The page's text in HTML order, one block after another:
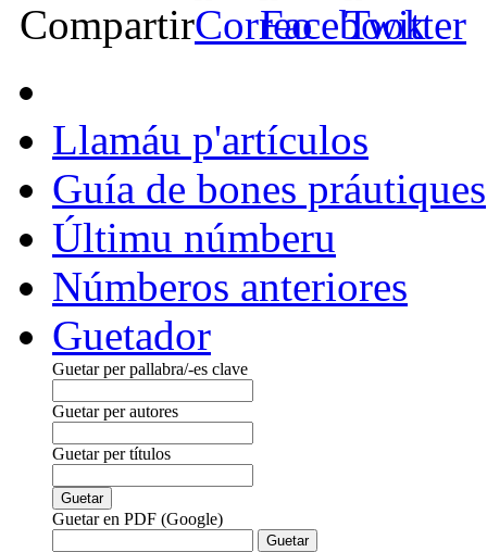
Compartir
Llamáu p'artículos
Guía de bones práutiques
Últimu númberu
Númberos anteriores
Guetador
Guetar per pallabra/-es clave
Guetar per autores
Guetar per títulos
Guetar en PDF (Google)